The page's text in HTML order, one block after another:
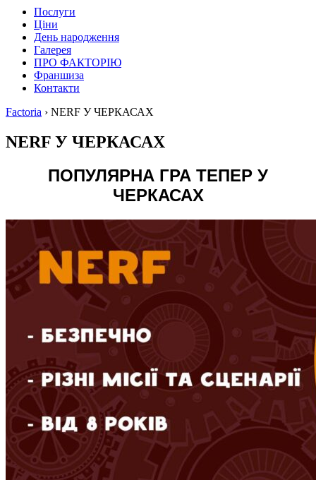
Послуги
Ціни
День народження
Галерея
ПРО ФАКТОРІЮ
Франшиза
Контакти
Factoria › NERF У ЧЕРКАСАХ
NERF У ЧЕРКАСАХ
ПОПУЛЯРНА ГРА ТЕПЕР У
ЧЕРКАСАХ